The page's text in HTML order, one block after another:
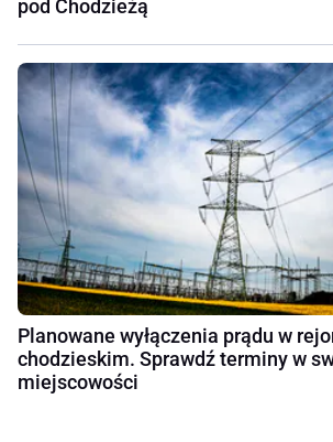
pod Chodzieżą
Planowane wyłączenia prądu w
chodzieskim. Sprawdź terminy w
miejscowości